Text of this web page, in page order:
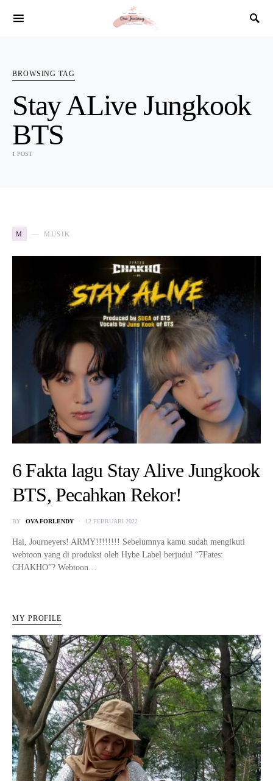
SEARCH FOR:
BROWSING TAG
Stay ALive Jungkook
BTS
1 POST
M MUSIK
6 Fakta lagu Stay Alive Jungkook
BTS, Pecahkan Rekor!
BY OVA FORLENDY 12 FEBRUARI 2022
Hai, Journeyers! ARMY!!!!!!!! Sebelumnya kamu sudah mengikuti
webtoon yang di produksi oleh Hybe Label berjudul “7Fates:
CHAKHO”? Webtoon…
MY PROFILE